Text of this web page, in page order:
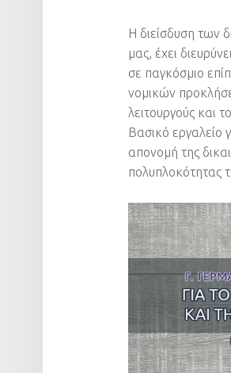
Η διείσδυση των
μας, έχει
σε παγκόσμιο
νομικών
λειτουργούς και
Βασικό εργαλείο
απονομή της
πολυπλοκότητας